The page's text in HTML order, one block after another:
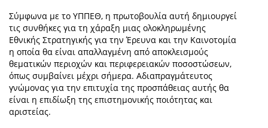
Σύμφωνα με το ΥΠΠΕΘ, η πρωτοβουλία αυτή δημιουργεί
τις συνθήκες για τη χάραξη μιας ολοκληρωμένης
Εθνικής Στρατηγικής για την Έρευνα και την Καινοτομία
η οποία θα είναι απαλλαγμένη από αποκλεισμούς
θεματικών περιοχών και περιφερειακών ποσοστώσεων,
όπως συμβαίνει μέχρι σήμερα. Αδιαπραγμάτευτος
γνώμονας για την επιτυχία της προσπάθειας αυτής θα
είναι η επιδίωξη της επιστημονικής ποιότητας και
αριστείας.